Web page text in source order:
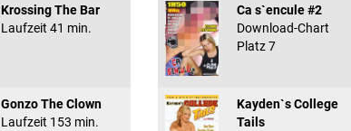
Krossing The Bar
Laufzeit 41 min.
Gonzo The Clown
Laufzeit 153 min.
Ca s`encule #2
Download-Chart
Platz 7
Kayden`s College
Tails